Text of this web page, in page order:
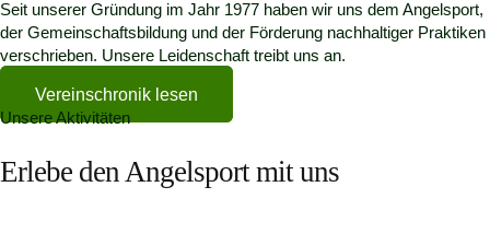
Seit unserer Gründung im Jahr 1977 haben wir uns dem Angelsport,
der Gemeinschaftsbildung und der Förderung nachhaltiger Praktiken
verschrieben. Unsere Leidenschaft treibt uns an.
Vereinschronik lesen
Unsere Aktivitäten
Erlebe den Angelsport mit uns